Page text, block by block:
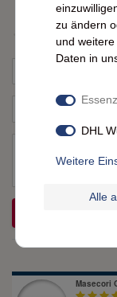
3
5
2
von
5
von
Anzeigename
(optional)
Platzhalter
zu ändern
und
Daten in
DHL
Weitere
Alle